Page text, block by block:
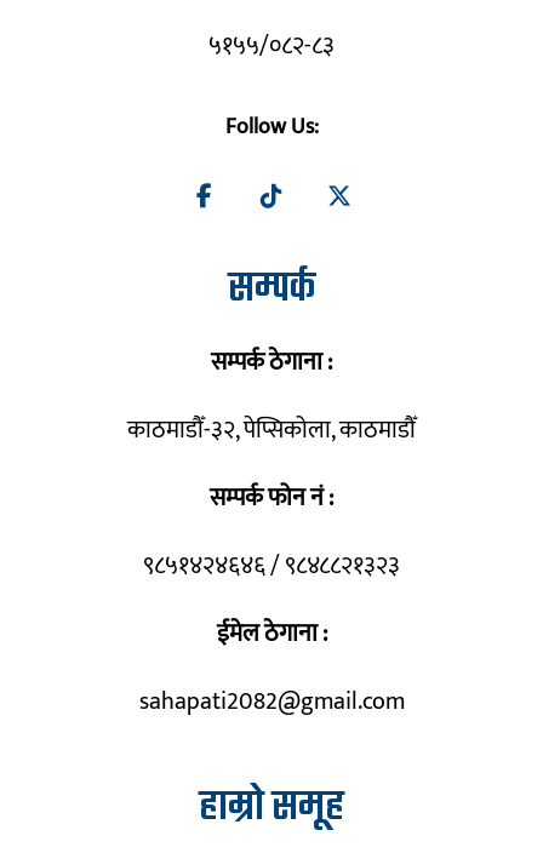
५१५५/०८२-८३
Follow Us:
सम्पर्क
सम्पर्क ठेगाना :
काठमाडौँ-३२, पेप्सिकोला, काठमाडौँ
सम्पर्क फोन नं :
९८५१४२४६४६ / ९८४८८२१३२३
ईमेल ठेगाना :
sahapati2082@gmail.com
हाम्रो समूह